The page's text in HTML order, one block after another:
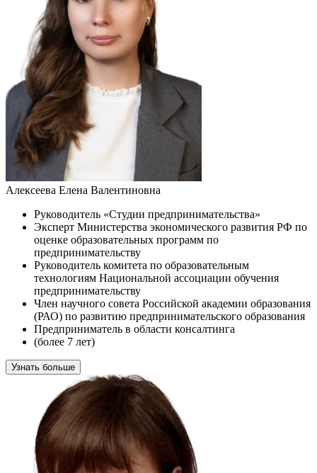
Алексеева Елена Валентиновна
Руководитель «Студии предпринимательства»
Эксперт Министерства экономического развития РФ по
оценке образовательных программ по
предпринимательству
Руководитель комитета по образовательным
технологиям Национальной ассоциации обучения
предпринимательству
Член научного совета Российской академии образования
(РАО) по развитию предпринимательского образования
Предприниматель в области консалтинга
(более 7 лет)
Узнать больше